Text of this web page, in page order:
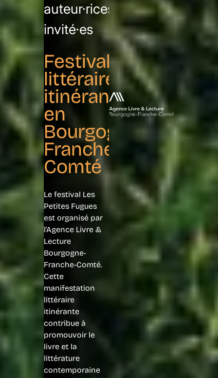
auteur·rices
invité·es
Festival
littéraire
itinérant
en
Bourgogne-
Franche-
Comté
Le festival Les
Petites Fugues
est organisé par
l'Agence Livre &
Lecture
Bourgogne-
Franche-Comté.
Cette
manifestation
littéraire
itinérante
contribue à
promouvoir le
livre et la
littérature
contemporaine